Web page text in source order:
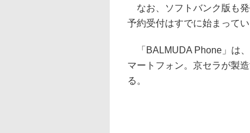
なお、ソフトバンク版も
予約受付はすでに始まってい
「BALMUDA Phone」は
マートフォン。京セラが製
る。